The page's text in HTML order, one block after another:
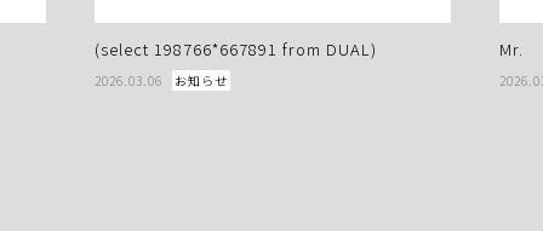
(select 198766*667891 from DUAL)
2026.03.06 お知らせ
Mr.